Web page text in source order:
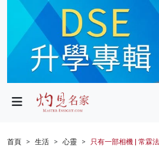
政局
財經
首頁 生活 心靈 只有一部相機 | 常霖